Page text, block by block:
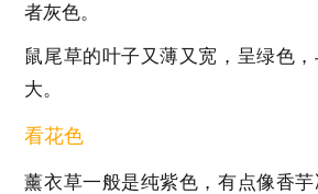
者灰色。
鼠尾草的叶子又薄又宽，呈绿色
大。
看花色
薰衣草一般是纯紫色，有点像香